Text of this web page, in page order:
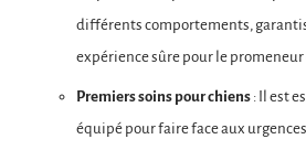
différents comportements,
expérience sûre pour le promeneur
Premiers soins pour chiens : Il est
équipé pour faire face aux